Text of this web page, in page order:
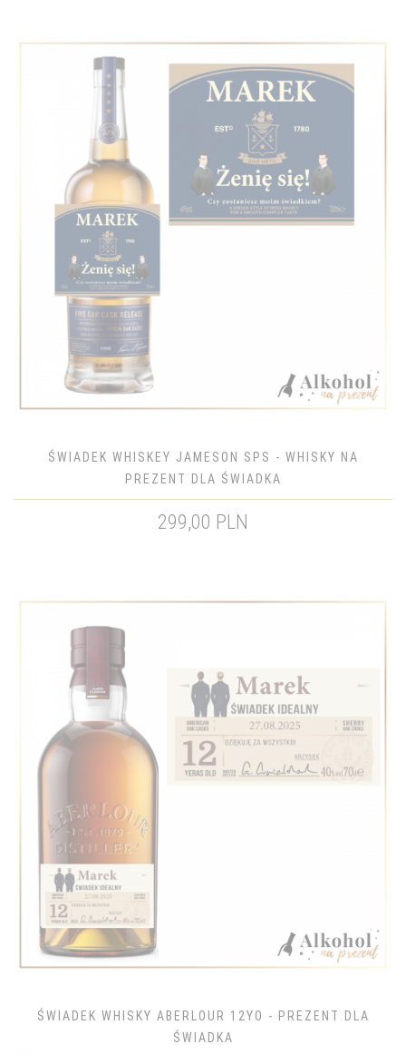
ŚWIADEK WHISKEY JAMESON SPS - WHISKY NA
PREZENT DLA ŚWIADKA
299,00 PLN
ŚWIADEK WHISKY ABERLOUR 12YO - PREZENT DLA
ŚWIADKA